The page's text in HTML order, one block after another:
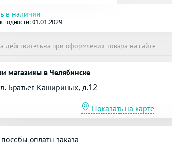
в наличии
годности: 01.01.2029
действительна при оформлении товара на сайте
магазины в Челябинске
Братьев Кашириных, д.12
Показать на карте
оплаты заказа